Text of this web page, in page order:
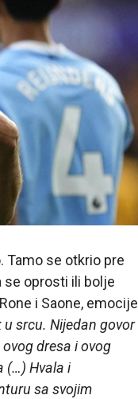
Tamo se otkrio pre
se oprosti ili bolje
i Saone, emocije
srcu. Nijedan govor
dresa i ovog
(…) Hvala i
sa svojim